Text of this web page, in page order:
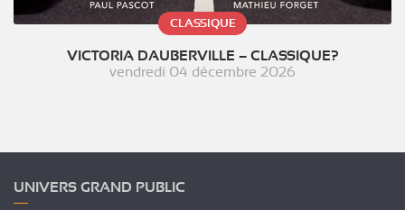
CLASSIQUE
VICTORIA DAUBERVILLE – CLASSIQUE?
vendredi 04 décembre 2026
UNIVERS GRAND PUBLIC